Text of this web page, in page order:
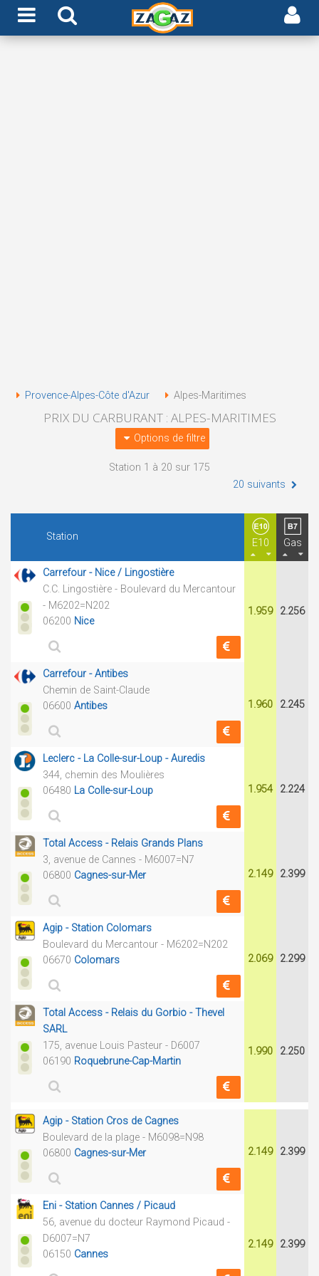
Provence-Alpes-Côte d'Azur Alpes-Maritimes
PRIX DU CARBURANT : ALPES-MARITIMES
Options de filtre
Station 1 à 20 sur 175
20 suivants
Station
E10 Gas
Carrefour - Nice / Lingostière
C.C. Lingostière - Boulevard du Mercantour
- M6202=N202
06200 Nice
1.959 2.256
Carrefour - Antibes
Chemin de Saint-Claude
06600 Antibes 1.960 2.245
Leclerc - La Colle-sur-Loup - Auredis
344, chemin des Moulières
06480 La Colle-sur-Loup 1.954 2.224
Total Access - Relais Grands Plans
3, avenue de Cannes - M6007=N7
06800 Cagnes-sur-Mer 2.149 2.399
Agip - Station Colomars
Boulevard du Mercantour - M6202=N202
06670 Colomars 2.069 2.299
Total Access - Relais du Gorbio - Thevel
SARL
175, avenue Louis Pasteur - D6007
06190 Roquebrune-Cap-Martin
1.990 2.250
Agip - Station Cros de Cagnes
Boulevard de la plage - M6098=N98
06800 Cagnes-sur-Mer 2.149 2.399
Eni - Station Cannes / Picaud
56, avenue du docteur Raymond Picaud -
D6007=N7
06150 Cannes
2.149 2.399